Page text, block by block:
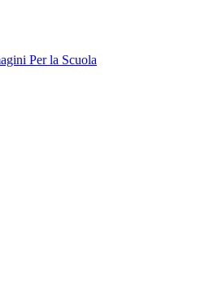
Per la Scuola